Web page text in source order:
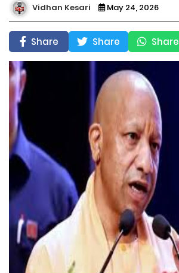
Vidhan Kesari May 24, 2026
Share Share Share